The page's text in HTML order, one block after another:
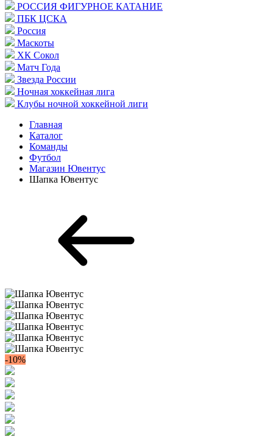
РОССИЯ ФИГУРНОЕ КАТАНИЕ
ПБК ЦСКА
Россия
Маскоты
ХК Сокол
Матч Года
Звезда России
Ночная хоккейная лига
Клубы ночной хоккейной лиги
Главная
Каталог
Команды
Футбол
Магазин Ювентус
Шапка Ювентус
-10%